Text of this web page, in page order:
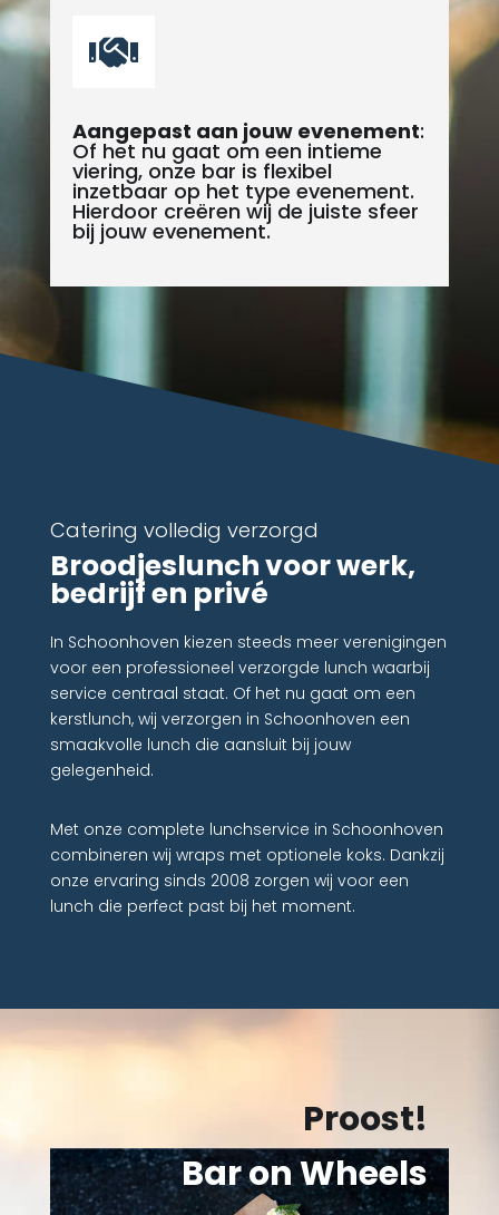

Aangepast aan jouw evenement:
Of het nu gaat om een intieme
viering, onze bar is flexibel
inzetbaar op het type evenement.
Hierdoor creëren wij de juiste sfeer
bij jouw evenement.
Catering volledig verzorgd
Broodjeslunch voor werk,
bedrijf en privé
In Schoonhoven kiezen steeds meer verenigingen
voor een professioneel verzorgde lunch waarbij
service centraal staat. Of het nu gaat om een
kerstlunch, wij verzorgen in Schoonhoven een
smaakvolle lunch die aansluit bij jouw
gelegenheid.
Met onze complete lunchservice in Schoonhoven
combineren wij wraps met optionele koks. Dankzij
onze ervaring sinds 2008 zorgen wij voor een
lunch die perfect past bij het moment.
Proost!
Bar on Wheels